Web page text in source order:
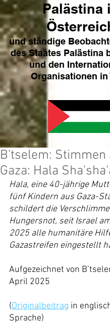
Palästina
und ständige
des Staates Palästina
und den Internat
Organisationen in
B'tselem: Stimmen
Gaza: Hala
Hala, eine 40-jährige
fünf Kindern aus Gaza-
schildert die
Hungersnot, seit Israel
2025 alle humanitäre
Gazastreifen eingestellt
Aufgezeichnet von
April 2025
(Originalbeitrag in
Sprache)